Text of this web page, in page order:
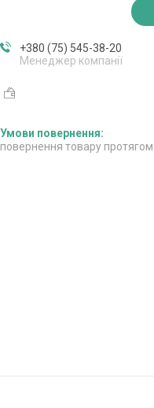
+380 (75) 545-38-20
Менеджер компанії
повернення товару протягом